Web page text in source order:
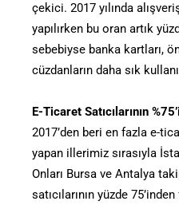
çekici. 2017 yılında
yapılırken bu oran artık
sebebiyse banka kartları,
cüzdanların daha sık
E-Ticaret Satıcılarının
2017’den beri en fazla e-
yapan illerimiz sırasıyla
Onları Bursa ve Antalya
satıcılarının yüzde 75’inden